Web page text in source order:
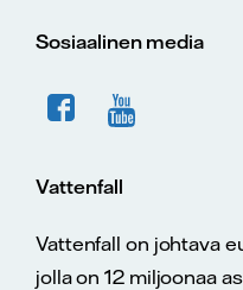
Sosiaalinen media
Vattenfall
Vattenfall on johtava
jolla on 12 miljoonaa